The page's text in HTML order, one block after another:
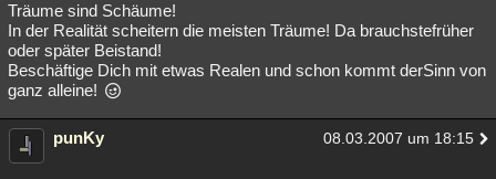
Träume sind Schäume!
In der Realität scheitern die meisten Träume! Da brauchstefrüher
oder später Beistand!
Beschäftige Dich mit etwas Realen und schon kommt derSinn von
ganz alleine!
punKy 08.03.2007 um 18:15